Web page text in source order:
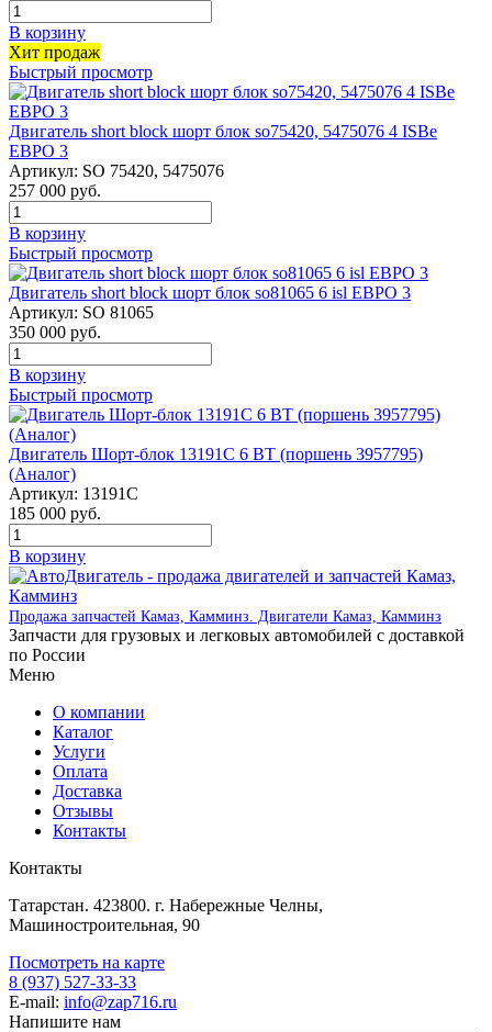
В корзину
Хит продаж
Быстрый просмотр
Двигатель short block шорт блок so75420, 5475076 4 ISBe
ЕВРО 3
Артикул: SO 75420, 5475076
257 000 руб.
В корзину
Быстрый просмотр
Двигатель short block шорт блок so81065 6 isl ЕВРО 3
Артикул: SO 81065
350 000 руб.
В корзину
Быстрый просмотр
Двигатель Шорт-блок 13191C 6 BT (поршень 3957795)
(Аналог)
Артикул: 13191C
185 000 руб.
В корзину
Продажа запчастей Камаз, Камминз. Двигатели Камаз, Камминз
Запчасти для грузовых и легковых автомобилей с доставкой
по России
Меню
О компании
Каталог
Услуги
Оплата
Доставка
Отзывы
Контакты
Контакты
Татарстан. 423800. г. Набережные Челны,
Машиностроительная, 90
Посмотреть на карте
8 (937) 527-33-33
E-mail: info@zap716.ru
Напишите нам